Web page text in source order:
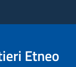
Etneo